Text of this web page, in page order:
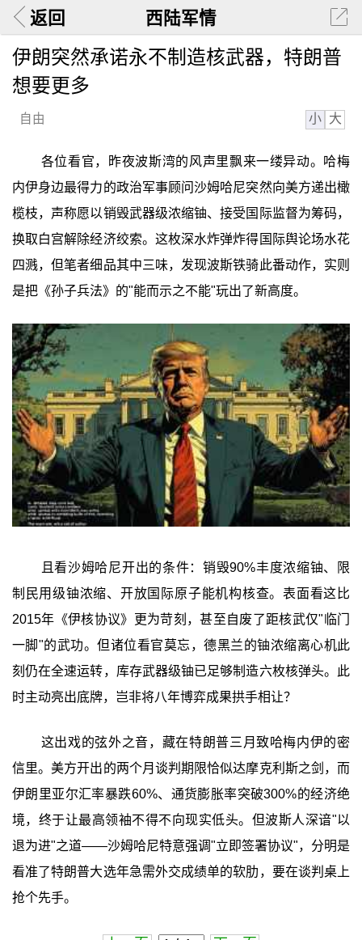
返回 西陆军情
伊朗突然承诺永不制造核武器，特朗普
想要更多
自由 小 大
各位看官，昨夜波斯湾的风声里飘来一缕异动。哈梅
内伊身边最得力的政治军事顾问沙姆哈尼突然向美方递出橄
榄枝，声称愿以销毁武器级浓缩铀、接受国际监督为筹码，
换取白宫解除经济绞索。这枚深水炸弹炸得国际舆论场水花
四溅，但笔者细品其中三味，发现波斯铁骑此番动作，实则
是把《孙子兵法》的"能而示之不能"玩出了新高度。
且看沙姆哈尼开出的条件：销毁90%丰度浓缩铀、限
制民用级铀浓缩、开放国际原子能机构核查。表面看这比
2015年《伊核协议》更为苛刻，甚至自废了距核武仅"临门
一脚"的武功。但诸位看官莫忘，德黑兰的铀浓缩离心机此
刻仍在全速运转，库存武器级铀已足够制造六枚核弹头。此
时主动亮出底牌，岂非将八年博弈成果拱手相让？
这出戏的弦外之音，藏在特朗普三月致哈梅内伊的密
信里。美方开出的两个月谈判期限恰似达摩克利斯之剑，而
伊朗里亚尔汇率暴跌60%、通货膨胀率突破300%的经济绝
境，终于让最高领袖不得不向现实低头。但波斯人深谙"以
退为进"之道——沙姆哈尼特意强调"立即签署协议"，分明是
看准了特朗普大选年急需外交成绩单的软肋，要在谈判桌上
抢个先手。